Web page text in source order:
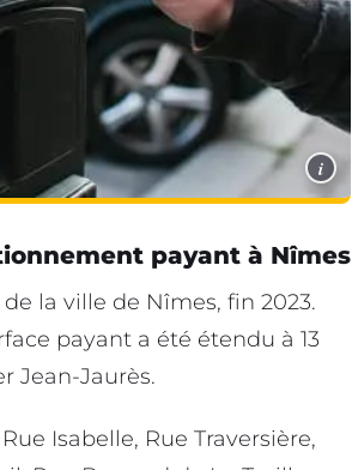
i
payant à Nîmes
la ville de Nîmes, fin 2023.
payant a été étendu à 13
Jean-Jaurès.
Isabelle, Rue Traversière,